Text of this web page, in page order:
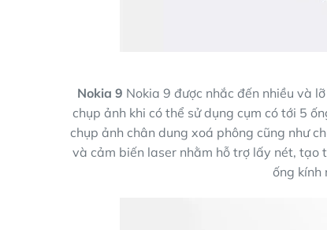
Nokia 9 Nokia 9 được nhắc đến nhiều và
chụp ảnh khi có thể sử dụng cụm có tới 5
chụp ảnh chân dung xoá phông cũng như
và cảm biến laser nhằm hỗ trợ lấy nét, tạo
ống kính